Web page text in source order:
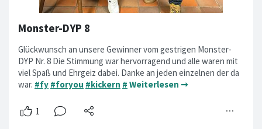
Monster-DYP 8
Glückwunsch an unsere Gewinner vom gestrigen Monster-
DYP Nr. 8 Die Stimmung war hervorragend und alle waren mit
viel Spaß und Ehrgeiz dabei. Danke an jeden einzelnen der da
war. #fy #foryou #kickern # Weiterlesen ➞